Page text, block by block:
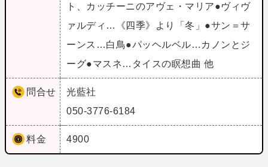
ト、カッチーニのアヴェ・マリア●ヴィヴ
ァルディ…《四季》より「冬」●サン＝サ
ーンス…白鳥●パッヘルベル…カノンとジ
ーグ●マスネ…タイスの瞑想曲 他
問合せ
光藍社
050-3776-6184
料金 4900